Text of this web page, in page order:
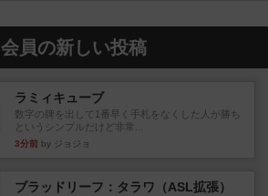
会員の新しい投稿
ラミィキューブ
数字の牌を出して1番早く手札をなくした人が勝ち
というシンプルだけど非常...
3分前 by ジョジョ
ブラッドリーフ：タラワ（ASL拡張）